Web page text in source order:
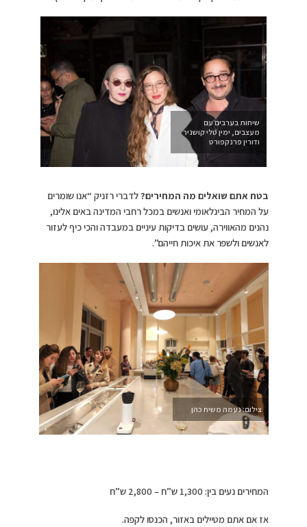
שיחות בערבים עם
מעצבים, ימין טלי קושניר
ודורין פרנקפורט
בטח אתם שואלים מה המחירים? לדברי רזניק “אנו שומרים
על המחיר הבינלאומי ואנשים במכל רחבי המדינה באים אלינו,
נהנים מהאווירה, עושים בדיקות עיניים במעבדה והכי כיף לעזור
לאנשים ולשפר את איכות חייהם”.
צילום: נעמה משיח כהן
המחירים נעים בין: 1,300 ש”ח – 2,800 ש”ח
אז אם אתם מטיילים באזור, הכנסו לקפה.